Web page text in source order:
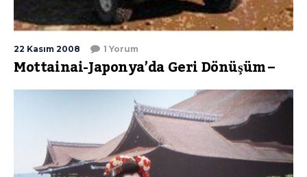
22 Kasım 2008 1 Yorum
Mottainai-Japonya’da Geri Dönüşüm –